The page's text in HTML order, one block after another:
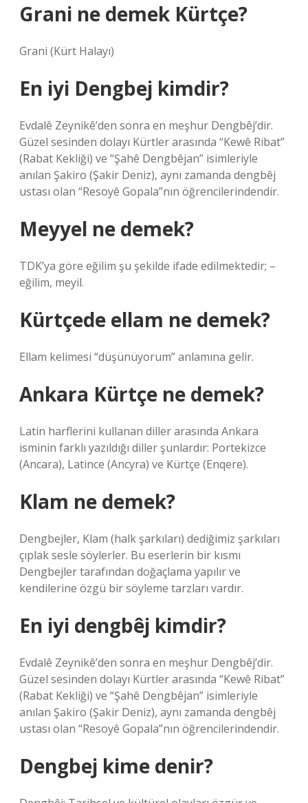
Grani ne demek Kürtçe?
Grani (Kürt Halayı)
En iyi Dengbej kimdir?
Evdalê Zeynikê’den sonra en meşhur Dengbêj’dir.
Güzel sesinden dolayı Kürtler arasında “Kewê Ribat”
(Rabat Kekliği) ve “Şahê Dengbêjan” isimleriyle
anılan Şakiro (Şakir Deniz), aynı zamanda dengbêj
ustası olan “Resoyê Gopala”nın öğrencilerindendir.
Meyyel ne demek?
TDK’ya göre eğilim şu şekilde ifade edilmektedir; –
eğilim, meyil.
Kürtçede ellam ne demek?
Ellam kelimesi “düşünüyorum” anlamına gelir.
Ankara Kürtçe ne demek?
Latin harflerini kullanan diller arasında Ankara
isminin farklı yazıldığı diller şunlardır: Portekizce
(Ancara), Latince (Ancyra) ve Kürtçe (Enqere).
Klam ne demek?
Dengbejler, Klam (halk şarkıları) dediğimiz şarkıları
çıplak sesle söylerler. Bu eserlerin bir kısmı
Dengbejler tarafından doğaçlama yapılır ve
kendilerine özgü bir söyleme tarzları vardır.
En iyi dengbêj kimdir?
Evdalê Zeynikê’den sonra en meşhur Dengbêj’dir.
Güzel sesinden dolayı Kürtler arasında “Kewê Ribat”
(Rabat Kekliği) ve “Şahê Dengbêjan” isimleriyle
anılan Şakiro (Şakir Deniz), aynı zamanda dengbêj
ustası olan “Resoyê Gopala”nın öğrencilerindendir.
Dengbej kime denir?